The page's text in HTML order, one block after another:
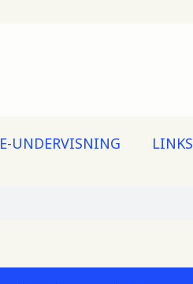
E-UNDERVISNING LINKS